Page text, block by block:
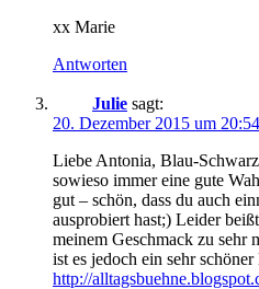
xx Marie
Antworten
Julie sagt:
20. Dezember 2015 um
Liebe Antonia, Blau-
sowieso immer eine gute
gut – schön, dass du auch
ausprobiert hast;) Leider
meinem Geschmack zu sehr
ist es jedoch ein sehr
http://